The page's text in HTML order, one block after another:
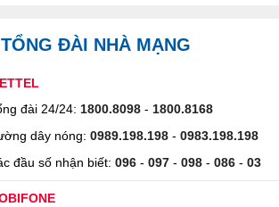
TỔNG ĐÀI NHÀ MẠNG
đài 24/24: 1800.8098 - 1800.8168
dây nóng: 0989.198.198 - 0983.198.198
đầu số nhận biết: 096 - 097 - 098 - 086 - 03